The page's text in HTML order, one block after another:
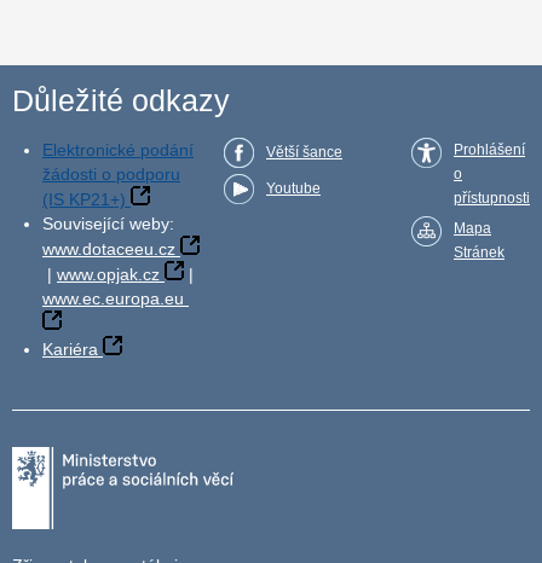
Důležité odkazy
Elektronické podání
žádosti o podporu
(IS KP21+)
Související weby:
www.dotaceeu.cz
| www.opjak.cz
|
www.ec.europa.eu
Kariéra
Větší šance
Youtube
Prohlášení
o
přístupnosti
Mapa
Stránek